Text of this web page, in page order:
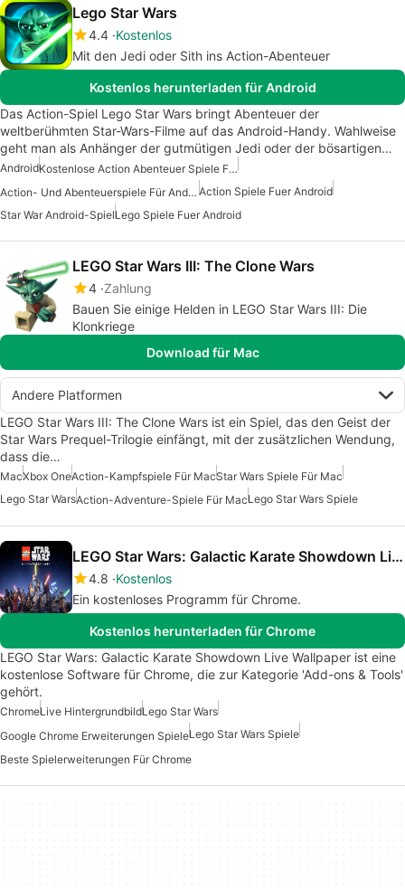
Lego Star Wars
4.4 Kostenlos
Mit den Jedi oder Sith ins Action-Abenteuer
Kostenlos herunterladen für Android
Das Action-Spiel Lego Star Wars bringt Abenteuer der
weltberühmten Star-Wars-Filme auf das Android-Handy. Wahlweise
geht man als Anhänger der gutmütigen Jedi oder der bösartigen…
Android
Kostenlose Action Abenteuer Spiele Fuer Android
Action- Und Abenteuerspiele Für Android Action Spiele Fuer Android
Star War Android-SpielLego Spiele Fuer Android
LEGO Star Wars III: The Clone Wars
4 Zahlung
Bauen Sie einige Helden in LEGO Star Wars III: Die
Klonkriege
Download für Mac
Andere Platformen
LEGO Star Wars III: The Clone Wars ist ein Spiel, das den Geist der
Star Wars Prequel-Trilogie einfängt, mit der zusätzlichen Wendung,
dass die…
MacXbox OneAction-Kampfspiele Für MacStar Wars Spiele Für Mac
Lego Star WarsAction-Adventure-Spiele Für MacLego Star Wars Spiele
LEGO Star Wars: Galactic Karate Showdown Live Wallpaper
4.8 Kostenlos
Ein kostenloses Programm für Chrome.
Kostenlos herunterladen für Chrome
LEGO Star Wars: Galactic Karate Showdown Live Wallpaper ist eine
kostenlose Software für Chrome, die zur Kategorie 'Add-ons & Tools'
gehört.
ChromeLive HintergrundbildLego Star Wars
Google Chrome Erweiterungen SpieleLego Star Wars Spiele
Beste Spielerweiterungen Für Chrome